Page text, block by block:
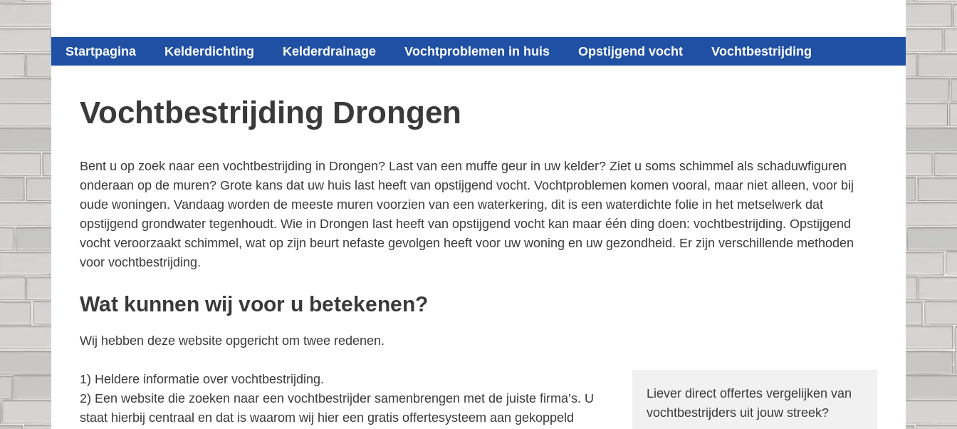
Startpagina Kelderdichting Kelderdrainage Vochtproblemen in huis Opstijgend vocht Vochtbestrijding
Vochtbestrijding Drongen
Bent u op zoek naar een vochtbestrijding in Drongen? Last van een muffe geur in uw kelder? Ziet u soms schimmel als schaduwfiguren
onderaan op de muren? Grote kans dat uw huis last heeft van opstijgend vocht. Vochtproblemen komen vooral, maar niet alleen, voor bij
oude woningen. Vandaag worden de meeste muren voorzien van een waterkering, dit is een waterdichte folie in het metselwerk dat
opstijgend grondwater tegenhoudt. Wie in Drongen last heeft van opstijgend vocht kan maar één ding doen: vochtbestrijding. Opstijgend
vocht veroorzaakt schimmel, wat op zijn beurt nefaste gevolgen heeft voor uw woning en uw gezondheid. Er zijn verschillende methoden
voor vochtbestrijding.
Wat kunnen wij voor u betekenen?
Wij hebben deze website opgericht om twee redenen.
1) Heldere informatie over vochtbestrijding.
2) Een website die zoeken naar een vochtbestrijder samenbrengen met de juiste firma’s. U
staat hierbij centraal en dat is waarom wij hier een gratis offertesysteem aan gekoppeld
Liever direct offertes vergelijken van
vochtbestrijders uit jouw streek?